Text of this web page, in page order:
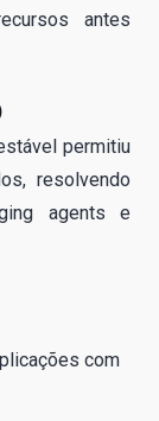
antes
permitiu
resolvendo
agents e
com